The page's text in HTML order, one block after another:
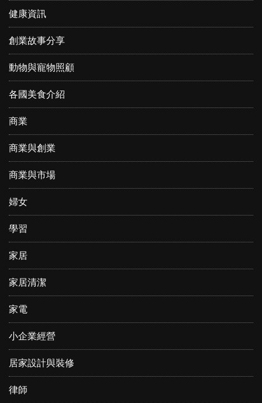
健康資訊
創業故事分享
動物與寵物照顧
各國美食介紹
商業
商業與創業
商業與市場
婦女
學習
家居
家居清潔
家電
小企業經營
居家設計與裝修
律師